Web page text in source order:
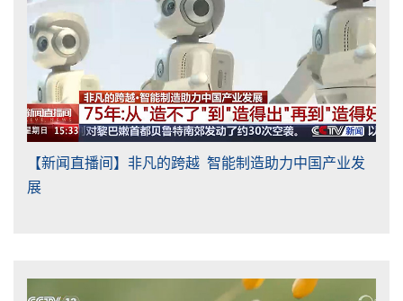
【新闻直播间】非凡的跨越 智能制造助力中国产业发
展